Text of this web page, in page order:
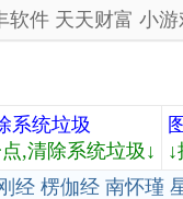
软件 天天财富 小游
系统垃圾
,清除系统垃圾↓
经 楞伽经 南怀瑾